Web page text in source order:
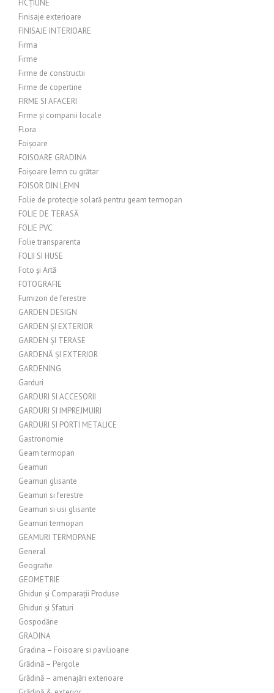
FICȚIUNE
Finisaje exterioare
FINISAJE INTERIOARE
Firma
Firme
Firme de constructii
Firme de copertine
FIRME SI AFACERI
Firme și companii locale
Flora
Foișoare
FOISOARE GRADINA
Foișoare lemn cu grătar
FOISOR DIN LEMN
Folie de protecție solară pentru geam termopan
FOLIE DE TERASĂ
FOLIE PVC
Folie transparenta
FOLII SI HUSE
Foto și Artă
FOTOGRAFIE
Furnizori de ferestre
GARDEN DESIGN
GARDEN ȘI EXTERIOR
GARDEN ȘI TERASE
GARDENĂ ȘI EXTERIOR
GARDENING
Garduri
GARDURI SI ACCESORII
GARDURI SI IMPREJMUIRI
GARDURI SI PORTI METALICE
Gastronomie
Geam termopan
Geamuri
Geamuri glisante
Geamuri si ferestre
Geamuri si usi glisante
Geamuri termopan
GEAMURI TERMOPANE
General
Geografie
GEOMETRIE
Ghiduri și Comparații Produse
Ghiduri și Sfaturi
Gospodărie
GRADINA
Gradina – Foisoare si pavilioane
Grădină – Pergole
Grădină – amenajări exterioare